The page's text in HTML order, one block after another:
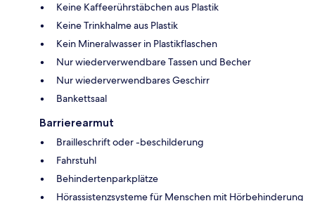
Keine Kaffeerührstäbchen aus Plastik
Keine Trinkhalme aus Plastik
Kein Mineralwasser in Plastikflaschen
Nur wiederverwendbare Tassen und Becher
Nur wiederverwendbares Geschirr
Bankettsaal
Barrierearmut
Brailleschrift oder -beschilderung
Fahrstuhl
Behindertenparkplätze
Hörassistenzsysteme für Menschen mit Hörbehinderung